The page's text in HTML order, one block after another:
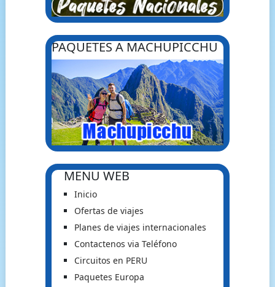
PAQUETES A MACHUPICCHU
MENU WEB
Inicio
Ofertas de viajes
Planes de viajes internacionales
Contactenos via Teléfono
Circuitos en PERU
Paquetes Europa